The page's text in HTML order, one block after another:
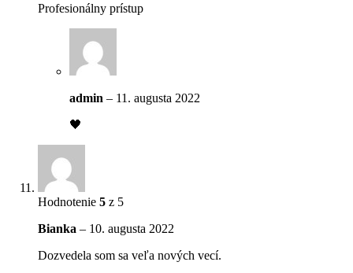
Profesionálny prístup
admin – 11. augusta 2022
🖤
Hodnotenie 5 z 5
Bianka – 10. augusta 2022
Dozvedela som sa veľa nových vecí.